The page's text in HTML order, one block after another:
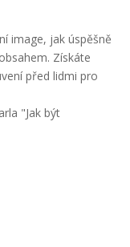
image, jak úspěšně
Získáte
před lidmi pro
"Jak být